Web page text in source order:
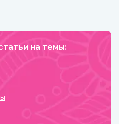
сильными. Также оно
настроение, бодрит и
на темы: